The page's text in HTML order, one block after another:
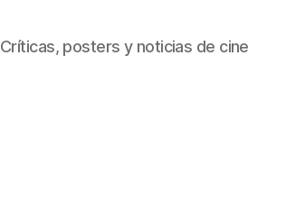
Críticas, posters y noticias de cine